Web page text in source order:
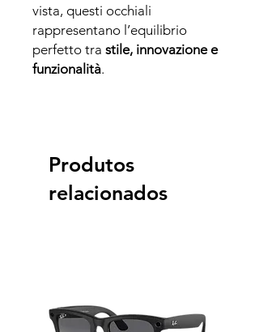
vista, questi occhiali
rappresentano l’equilibrio
perfetto tra stile, innovazione e
funzionalità.
Produtos
relacionados